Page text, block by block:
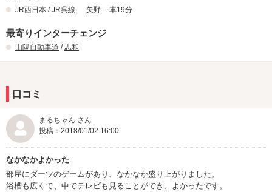
JR西日本 /JR呉線 矢野 -- 車19分
最寄りインターチェンジ
山陽自動車道 /志和
口コミ
まるちゃん さん
投稿：2018/01/02 16:00
なかなかよかった
部屋にダーツのゲームがあり、なかなか盛り上がりました。
浴槽も広くて、中でテレビも見ることができ、よかったです。